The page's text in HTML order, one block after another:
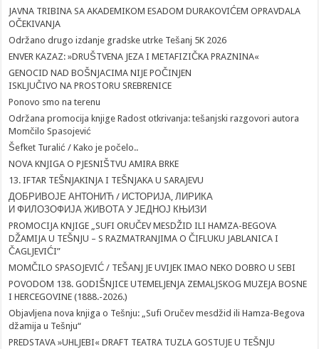
JAVNA TRIBINA SA AKADEMIKOM ESADOM DURAKOVIĆEM OPRAVDALA
OČEKIVANJA
Održano drugo izdanje gradske utrke Tešanj 5K 2026
ENVER KAZAZ: »DRUŠTVENA JEZA I METAFIZIČKA PRAZNINA«
GENOCID NAD BOŠNJACIMA NIJE POČINJEN
ISKLJUČIVO NA PROSTORU SREBRENICE
Ponovo smo na terenu
Održana promocija knjige Radost otkrivanja: tešanjski razgovori autora
Momčilo Spasojević
Šefket Turalić / Kako je počelo..
NOVA KNJIGA O PJESNIŠTVU AMIRA BRKE
13. IFTAR TEŠNJAKINJA I TEŠNJAKA U SARAJEVU
ДОБРИВОЈЕ АНТОНИЋ / ИСТОРИЈА, ЛИРИКА
И ФИЛОЗОФИЈА ЖИВОТА У ЈЕДНОЈ КЊИЗИ
PROMOCIJA KNJIGE „SUFI ORUČEV MESDŽID ILI HAMZA-BEGOVA
DŽAMIJA U TEŠNJU – S RAZMATRANJIMA O ČIFLUKU JABLANICA I
ČAGLJEVIĆI”
MOMČILO SPASOJEVIĆ / TEŠANJ JE UVIJEK IMAO NEKO DOBRO U SEBI
POVODOM 138. GODIŠNJICE UTEMELJENJA ZEMALJSKOG MUZEJA BOSNE
I HERCEGOVINE (1888.-2026.)
Objavljena nova knjiga o Tešnju: „Sufi Oručev mesdžid ili Hamza-Begova
džamija u Tešnju“
PREDSTAVA »UHLJEBI« DRAFT TEATRA TUZLA GOSTUJE U TEŠNJU